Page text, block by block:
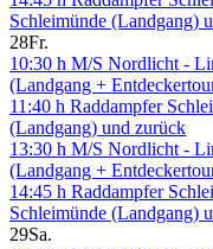
Schleimünde (Landgang)
28Fr.
10:30 h M/S Nordlicht -
(Landgang +
11:40 h Raddampfer
(Landgang) und zurück
13:30 h M/S Nordlicht -
(Landgang +
14:45 h Raddampfer
Schleimünde (Landgang)
29Sa.